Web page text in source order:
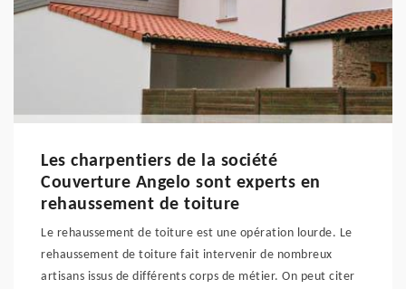
Les charpentiers de la société
Couverture Angelo sont experts en
rehaussement de toiture
Le rehaussement de toiture est une opération lourde. Le
rehaussement de toiture fait intervenir de nombreux
artisans issus de différents corps de métier. On peut citer